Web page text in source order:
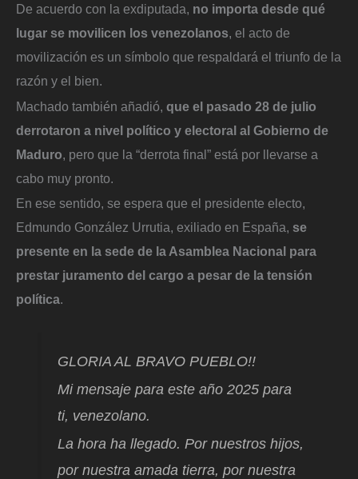
De acuerdo con la exdiputada, no importa desde qué
lugar se movilicen los venezolanos, el acto de
movilización es un símbolo que respaldará el triunfo de la
razón y el bien.
Machado también añadió, que el pasado 28 de julio
derrotaron a nivel político y electoral al Gobierno de
Maduro , pero que la “derrota final” está por llevarse a
cabo muy pronto.
En ese sentido, se espera que el presidente electo,
Edmundo González Urrutia, exiliado en España, se
presente en la sede de la Asamblea Nacional para
prestar juramento del cargo a pesar de la tensión
política.
GLORIA AL BRAVO PUEBLO!!
Mi mensaje para este año 2025 para
ti, venezolano.
La hora ha llegado. Por nuestros hijos,
por nuestra amada tierra, por nuestra